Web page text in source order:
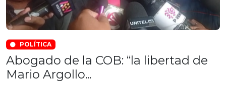
POLÍTICA
Abogado de la COB: “la libertad de
Mario Argollo...